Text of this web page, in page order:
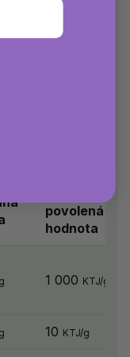
Maximálna
povolená
hodnota
1 000 KTJ/g
10 KTJ/g